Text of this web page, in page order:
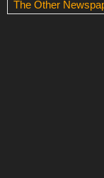
The Other